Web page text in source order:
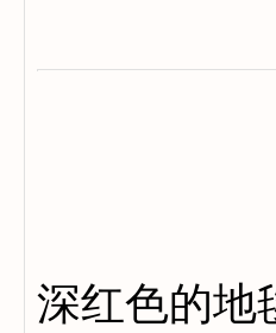
深红色的地